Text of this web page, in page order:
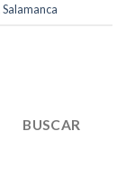
Salamanca
BUSCAR